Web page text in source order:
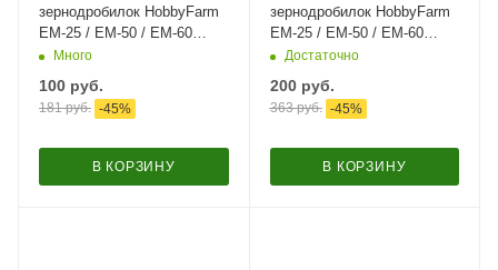
зернодробилок HobbyFarm
ЕМ-25 / ЕМ-50 / ЕМ-60
оцинкованный
Много
100 руб.
181руб. -45%
В КОРЗИНУ
зернодробилок HobbyFarm
ЕМ-25 / ЕМ-50 / ЕМ-60
оцинкованный
Достаточно
200руб.
363руб. -45%
В КОРЗИНУ